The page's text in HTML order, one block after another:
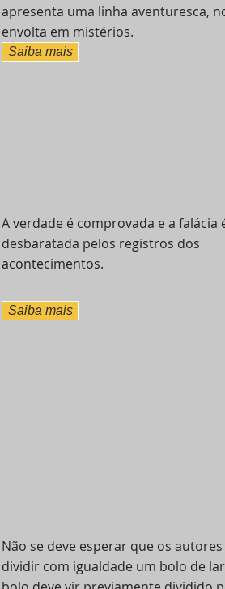
apresenta uma linha aventuresca,
envolta em mistérios.
Saiba mais
A verdade é comprovada e a falácia
desbaratada pelos registros dos
acontecimentos.
Saiba mais
Não se deve esperar que os
dividir com igualdade um bolo de